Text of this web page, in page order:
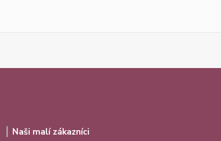
Naši malí zákazníci